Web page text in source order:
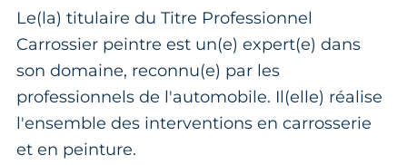
Le(la) titulaire du Titre Professionnel
Carrossier peintre est un(e) expert(e) dans
son domaine, reconnu(e) par les
professionnels de l'automobile. Il(elle) réalise
l'ensemble des interventions en carrosserie
et en peinture.